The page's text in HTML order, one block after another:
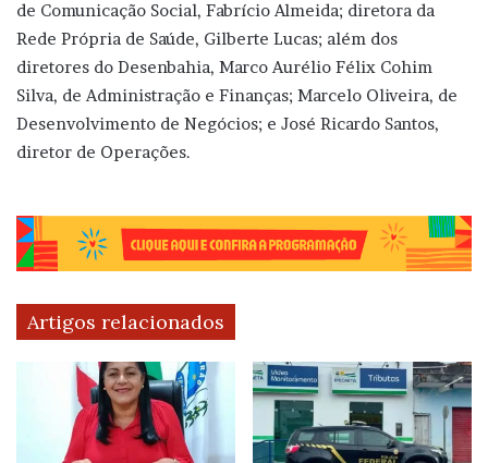
de Comunicação Social, Fabrício Almeida; diretora da
Rede Própria de Saúde, Gilberte Lucas; além dos
diretores do Desenbahia, Marco Aurélio Félix Cohim
Silva, de Administração e Finanças; Marcelo Oliveira, de
Desenvolvimento de Negócios; e José Ricardo Santos,
diretor de Operações.
Artigos relacionados